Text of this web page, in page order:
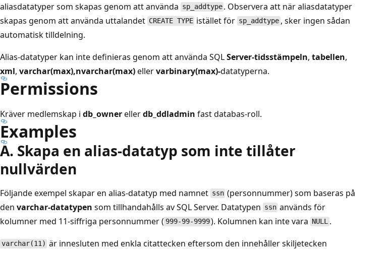
aliasdatatyper som skapas genom att använda sp_addtype . Observera att när aliasdatatyper
skapas genom att använda uttalandet CREATE TYPE istället för sp_addtype , sker ingen sådan
automatisk tilldelning.
Alias-datatyper kan inte definieras genom att använda SQLServer-tidsstämpeln, tabellen,
xml, varchar(max),nvarchar(max)ellervarbinary(max)-datatyperna.
Permissions
Kräver medlemskap i db_ownerellerdb_ddladmin fast databas-roll.
Examples
A. Skapa en alias-datatyp som inte tillåter
nullvärden
Följande exempel skapar en alias-datatyp med namnet ssn (personnummer) som baseras på
den varchar-datatypen som tillhandahålls av SQL Server. Datatypen ssn används för
kolumner med 11-siffriga personnummer ( 999-99-9999). Kolumnen kan inte vara NULL.
varchar(11) är innesluten med enkla citattecken eftersom den innehåller skiljetecken